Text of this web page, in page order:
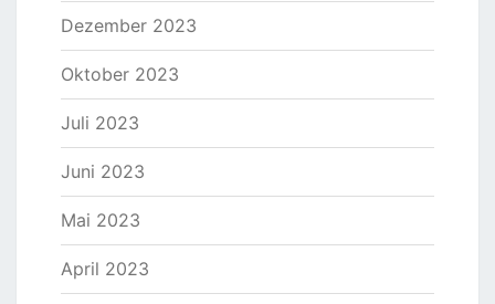
Dezember 2023
Oktober 2023
Juli 2023
Juni 2023
Mai 2023
April 2023